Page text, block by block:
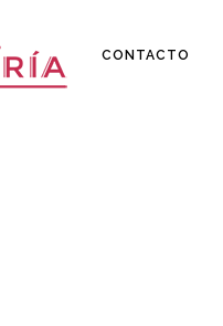
CONTACTO